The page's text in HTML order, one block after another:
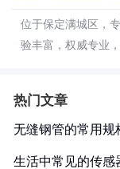
位于保定满城区，
验丰富，权威专业
热门文章
无缝钢管的常用规
生活中常见的传感